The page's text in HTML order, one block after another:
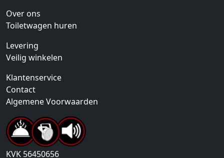
Over ons
Toiletwagen huren
Levering
Veilig winkelen
Klantenservice
Contact
Algemene Voorwaarden
KVK 56450656